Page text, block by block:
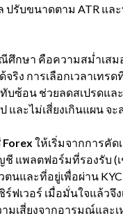
ล ปรับขนาดตาม ATR
ศึกษา คือความสม่ำเส
ริง การเลือกเวลาเท
บซ้อน ช่วยลดสเปรดแ
ละไม่เสี่ยงเกินแผน จะ
ให้เริ่มจากการคั
ชี แพลตฟอร์มที่รองรับ
ตนและที่อยู่เพื่อผ่าน
ร์ฟเวอร์ เมื่อมั่นใจแล้ว
ามเสี่ยงจากอารมณ์แล